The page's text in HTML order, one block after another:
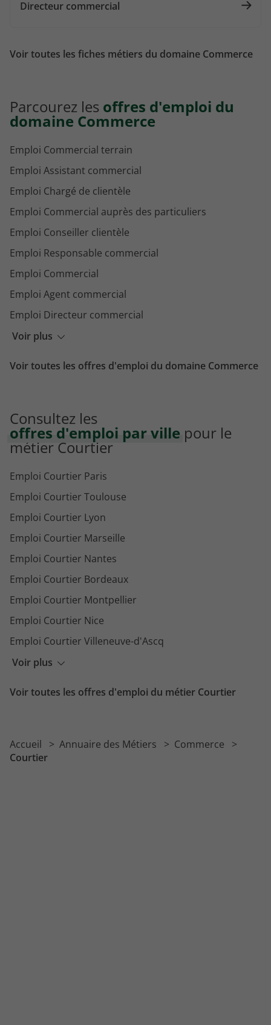
Directeur commercial
Voir toutes les fiches métiers du domaine Commerce
Parcourez les offres d'emploi du
domaine Commerce
Voir plus
Emploi Commercial terrain
Emploi Assistant commercial
Emploi Chargé de clientèle
Emploi Commercial auprès des particuliers
Emploi Conseiller clientèle
Emploi Responsable commercial
Emploi Commercial
Emploi Agent commercial
Emploi Directeur commercial
Emploi Responsable des ventes
Voir toutes les offres d'emploi du domaine Commerce
Consultez les
offres d'emploi par ville pour le
métier Courtier
Voir plus
Emploi Courtier Paris
Emploi Courtier Toulouse
Emploi Courtier Lyon
Emploi Courtier Marseille
Emploi Courtier Nantes
Emploi Courtier Bordeaux
Emploi Courtier Montpellier
Emploi Courtier Nice
Emploi Courtier Villeneuve-d'Ascq
Emploi Courtier Aix-en-Provence
Voir toutes les offres d'emploi du métier Courtier
Accueil Annuaire des Métiers
Commerce
Courtier